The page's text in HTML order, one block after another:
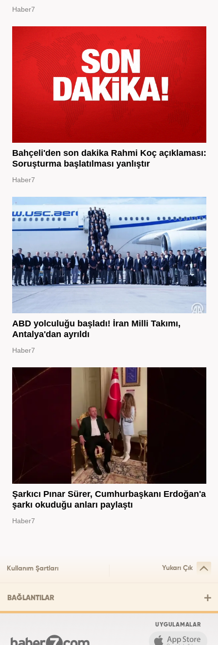
Haber7
Bahçeli'den son dakika Rahmi Koç açıklaması:
Soruşturma başlatılması yanlıştır
Haber7
ABD yolculuğu başladı! İran Milli Takımı,
Antalya'dan ayrıldı
Haber7
Şarkıcı Pınar Sürer, Cumhurbaşkanı Erdoğan'a
şarkı okuduğu anları paylaştı
Haber7
Kullanım Şartları Yukarı Çık
BAĞLANTILAR
UYGULAMALAR